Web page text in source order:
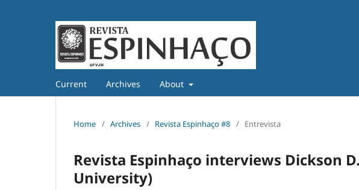
Current Archives About
Home / Archives / Revista Espinhaço #8 / Entrevista
Revista Espinhaço interviews Dickson
University)